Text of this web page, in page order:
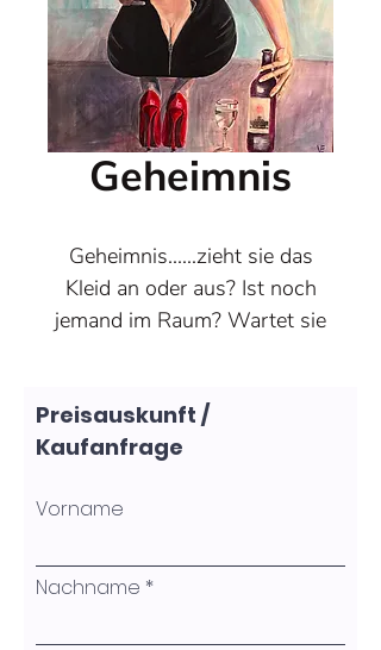
Geheimnis
Geheimnis......zieht sie das
Kleid an oder aus? Ist noch
jemand im Raum? Wartet sie
Ein Bild, das die Fantasie
beflügelt.
Größe 80 x 80 x 2 cm
Preisauskunft /
Kaufanfrage
Vorname
Nachname